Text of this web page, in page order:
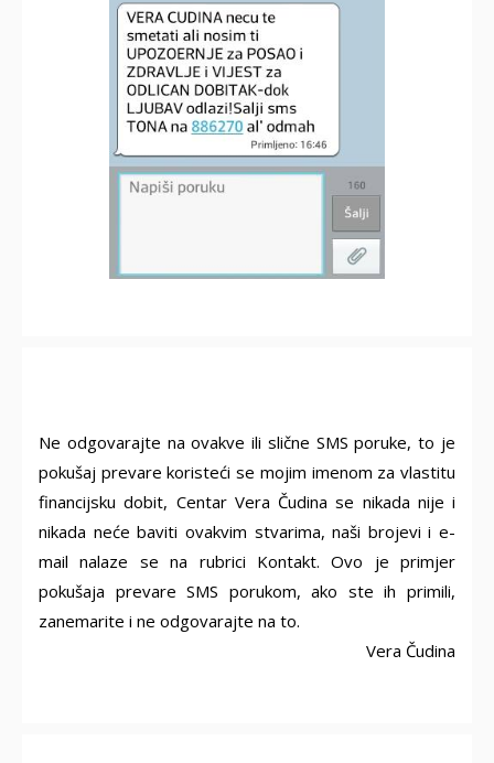
Ne odgovarajte na ovakve ili slične SMS poruke, to je
pokušaj prevare koristeći se mojim imenom za vlastitu
financijsku dobit, Centar Vera Čudina se nikada nije i
nikada neće baviti ovakvim stvarima, naši brojevi i e-
mail nalaze se na rubrici Kontakt. Ovo je primjer
pokušaja prevare SMS porukom, ako ste ih primili,
zanemarite i ne odgovarajte na to.
Vera Čudina